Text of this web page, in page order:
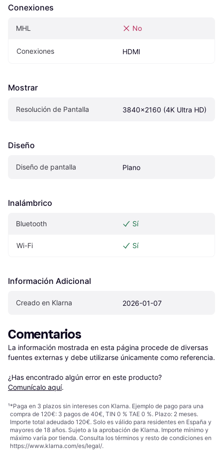
Conexiones
MHL No
Conexiones HDMI
Mostrar
Resolución de Pantalla 3840x2160 (4K Ultra HD)
Diseño
Diseño de pantalla Plano
Inalámbrico
Bluetooth Sí
Wi-Fi Sí
Información Adicional
Creado en Klarna 2026-01-07
Comentarios
La información mostrada en esta página procede de diversas
fuentes externas y debe utilizarse únicamente como referencia.
¿Has encontrado algún error en este producto?
Comunícalo aquí.
¹*Paga en 3 plazos sin intereses con Klarna. Ejemplo de pago para una
compra de 120€: 3 pagos de 40€, TIN 0 % TAE 0 %. Plazo: 2 meses.
Importe total adeudado 120€. Solo es válido para residentes en España y
mayores de 18 años. Sujeto a la aprobación de Klarna. Importe mínimo y
máximo varía por tienda. Consulta los términos y resto de condiciones en
https://www.klarna.com/es/legal/.